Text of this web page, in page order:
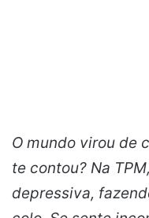
O mundo virou de
te contou? Na
depressiva,